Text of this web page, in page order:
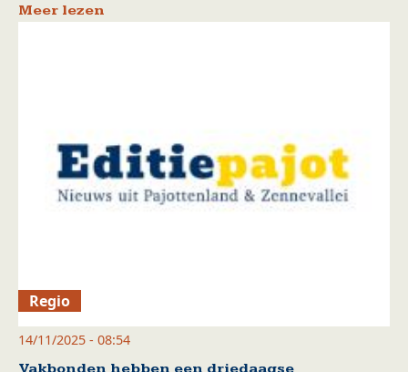
Meer lezen
Regio
14/11/2025 - 08:54
Vakbonden hebben een driedaagse